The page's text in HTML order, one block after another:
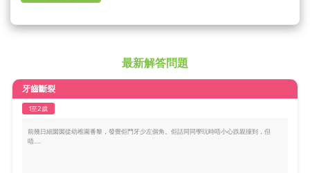
最新解答問題
牙齒斷裂
1至2歲
前幾日細囡囡從幼稚園番黎，發覺佢門牙少左個角。佢話同同學玩時唔小心跌親撞到，但
唔.....